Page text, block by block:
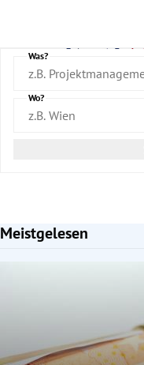
Was?
Wo?
Meistgelesen
Slide 1 von 7